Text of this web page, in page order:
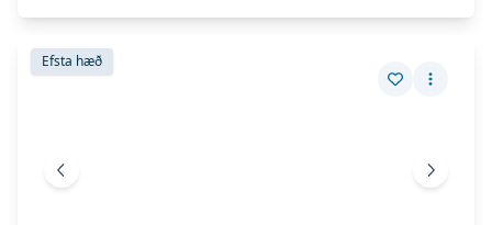
Skoða eignina
Efsta hæð
Vista eign
Fleiri
Skoða eignina
Fyrri mynd Næsta